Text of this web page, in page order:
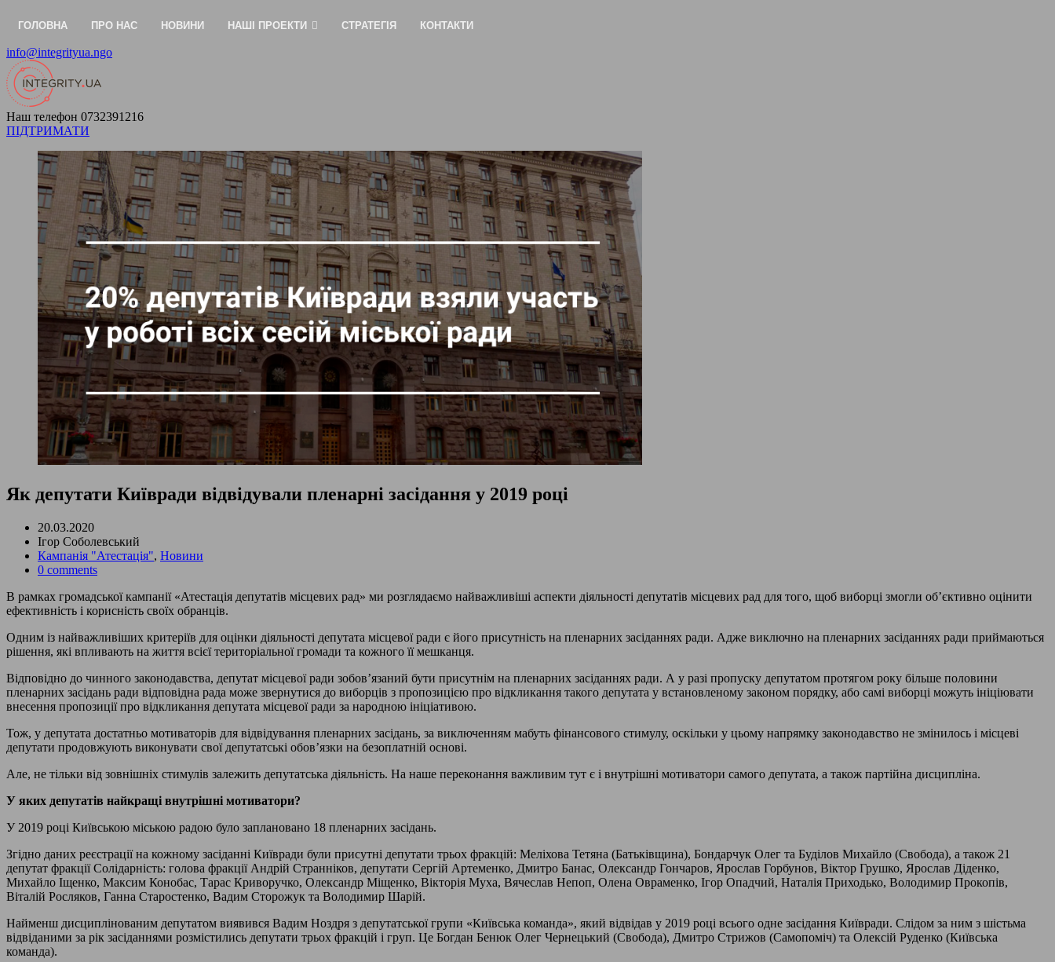
ГОЛОВНА ПРО НАС НОВИНИ НАШІ ПРОЕКТИ СТРАТЕГІЯ КОНТАКТИ
info@integrityua.ngo
Наш телефон 0732391216
ПІДТРИМАТИ
Як депутати Київради відвідували пленарні засідання у 2019 році
20.03.2020
Ігор Соболевський
Кампанія "Атестація", Новини
0 comments
В рамках громадської кампанії «Атестація депутатів місцевих рад» ми розглядаємо найважливіші аспекти діяльності депутатів місцевих рад для того, щоб виборці змогли об’єктивно оцінити
ефективність і корисність своїх обранців.
Одним із найважливіших критеріїв для оцінки діяльності депутата місцевої ради є його присутність на пленарних засіданнях ради. Адже виключно на пленарних засіданнях ради приймаються
рішення, які впливають на життя всієї територіальної громади та кожного її мешканця.
Відповідно до чинного законодавства, депутат місцевої ради зобов’язаний бути присутнім на пленарних засіданнях ради. А у разі пропуску депутатом протягом року більше половини
пленарних засідань ради відповідна рада може звернутися до виборців з пропозицією про відкликання такого депутата у встановленому законом порядку, або самі виборці можуть ініціювати
внесення пропозиції про відкликання депутата місцевої ради за народною ініціативою.
Тож, у депутата достатньо мотиваторів для відвідування пленарних засідань, за виключенням мабуть фінансового стимулу, оскільки у цьому напрямку законодавство не змінилось і місцеві
депутати продовжують виконувати свої депутатські обов’язки на безоплатній основі.
Але, не тільки від зовнішніх стимулів залежить депутатська діяльність. На наше переконання важливим тут є і внутрішні мотиватори самого депутата, а також партійна дисципліна.
У яких депутатів найкращі внутрішні мотиватори?
У 2019 році Київською міською радою було заплановано 18 пленарних засідань.
Згідно даних реєстрації на кожному засіданні Київради були присутні депутати трьох фракцій: Меліхова Тетяна (Батьківщина), Бондарчук Олег та Буділов Михайло (Свобода), а також 21
депутат фракції Солідарність: голова фракції Андрій Странніков, депутати Сергій Артеменко, Дмитро Банас, Олександр Гончаров, Ярослав Горбунов, Віктор Грушко, Ярослав Діденко,
Михайло Іщенко, Максим Конобас, Тарас Криворучко, Олександр Міщенко, Вікторія Муха, Вячеслав Непоп, Олена Овраменко, Ігор Опадчий, Наталія Приходько, Володимир Прокопів,
Віталій Росляков, Ганна Старостенко, Вадим Сторожук та Володимир Шарій.
Найменш дисциплінованим депутатом виявився Вадим Ноздря з депутатської групи «Київська команда», який відвідав у 2019 році всього одне засідання Київради. Слідом за ним з шістьма
відвіданими за рік засіданнями розмістились депутати трьох фракцій і груп. Це Богдан Бенюк Олег Чернецький (Свобода), Дмитро Стрижов (Самопоміч) та Олексій Руденко (Київська
команда).